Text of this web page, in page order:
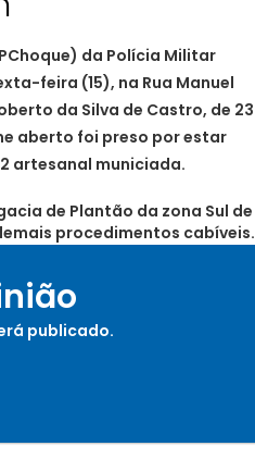
da Polícia Militar
feira (15), na Rua Manuel
da Silva de Castro, de 23
aberto foi preso por estar
artesanal municiada.
de Plantão da zona Sul de
procedimentos cabíveis.
publicado.